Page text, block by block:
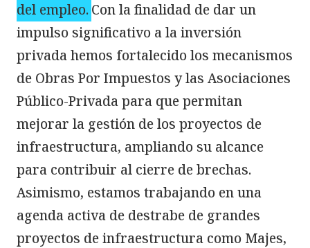
del empleo. Con la finalidad de dar un
impulso significativo a la inversión
privada hemos fortalecido los mecanismos
de Obras Por Impuestos y las Asociaciones
Público-Privada para que permitan
mejorar la gestión de los proyectos de
infraestructura, ampliando su alcance
para contribuir al cierre de brechas.
Asimismo, estamos trabajando en una
agenda activa de destrabe de grandes
proyectos de infraestructura como Majes,